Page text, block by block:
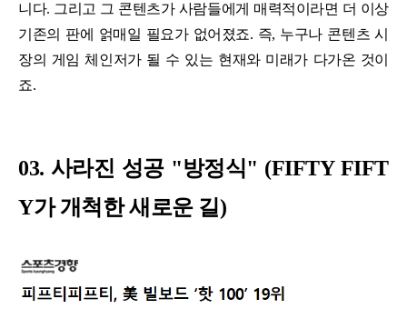
니다. 그리고 그 콘텐츠가 사람들에게 매력적이라면 더 이상
기존의 판에 얽매일 필요가 없어졌죠. 즉, 누구나 콘텐츠 시
장의 게임 체인저가 될 수 있는 현재와 미래가 다가온 것이
죠.
03. 사라진 성공 "방정식" (FIFTY FIFT
Y가 개척한 새로운 길)